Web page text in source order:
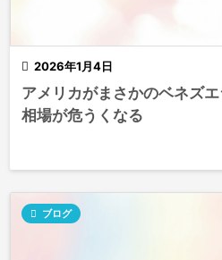
 2026年1月4日
アメリカがまさかのベネズ
相場が危うくなる
 ブログ